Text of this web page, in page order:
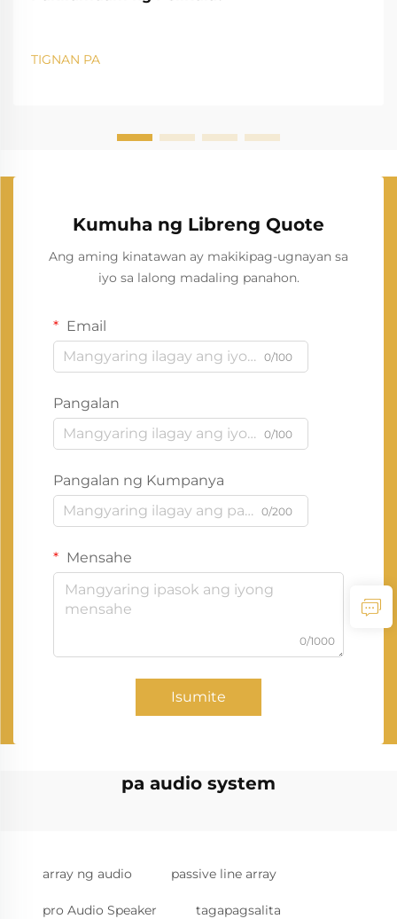
TIGNAN PA
Kumuha ng Libreng Quote
Ang aming kinatawan ay makikipag-ugnayan sa
iyo sa lalong madaling panahon.
Email
0/100
Pangalan
0/100
Pangalan ng Kumpanya
0/200
Mensahe
0/1000
Isumite
pa audio system
array ng audio passive line array
pro Audio Speaker tagapagsalita